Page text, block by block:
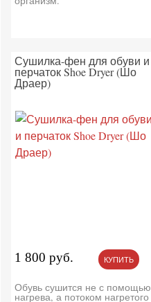
Сушилка-фен для обуви и
перчаток Shoe Dryer (Шо
Драер)
1 800 руб. КУПИТЬ
Обувь сушится не с помощью
нагрева, а потоком нагретого